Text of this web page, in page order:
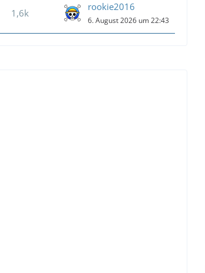
1,6k
rookie2016
6. August 2026 um 22:43